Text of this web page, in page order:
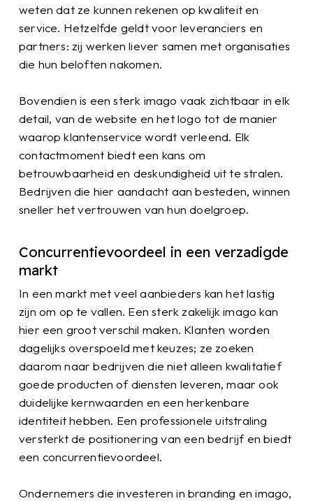
weten dat ze kunnen rekenen op kwaliteit en
service. Hetzelfde geldt voor leveranciers en
partners: zij werken liever samen met organisaties
die hun beloften nakomen.
Bovendien is een sterk imago vaak zichtbaar in elk
detail, van de website en het logo tot de manier
waarop klantenservice wordt verleend. Elk
contactmoment biedt een kans om
betrouwbaarheid en deskundigheid uit te stralen.
Bedrijven die hier aandacht aan besteden, winnen
sneller het vertrouwen van hun doelgroep.
Concurrentievoordeel in een verzadigde
markt
In een markt met veel aanbieders kan het lastig
zijn om op te vallen. Een sterk zakelijk imago kan
hier een groot verschil maken. Klanten worden
dagelijks overspoeld met keuzes; ze zoeken
daarom naar bedrijven die niet alleen kwalitatief
goede producten of diensten leveren, maar ook
duidelijke kernwaarden en een herkenbare
identiteit hebben. Een professionele uitstraling
versterkt de positionering van een bedrijf en biedt
een concurrentievoordeel.
Ondernemers die investeren in branding en imago,